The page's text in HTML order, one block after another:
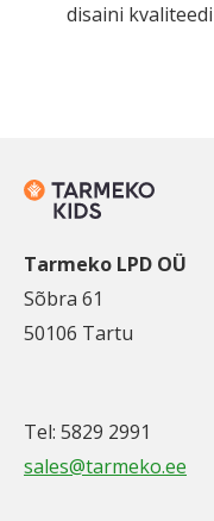
disaini
Tarmeko LPD OÜ
Sõbra 61
50106 Tartu
Tel: 5829 2991
sales@tarmeko.ee